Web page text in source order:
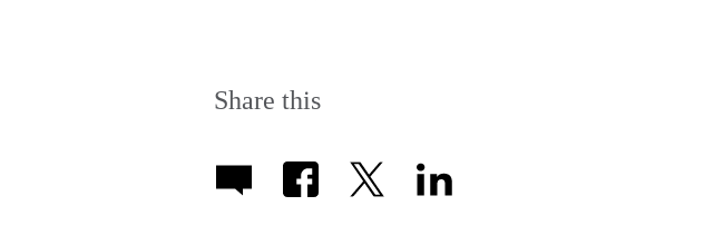
Share this